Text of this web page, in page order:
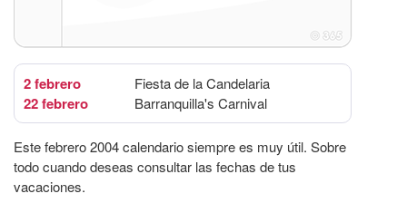
2 febrero Fiesta de la Candelaria
22 febrero Barranquilla's Carnival
Este febrero 2004 calendario siempre es muy útil. Sobre
todo cuando deseas consultar las fechas de tus
vacaciones.